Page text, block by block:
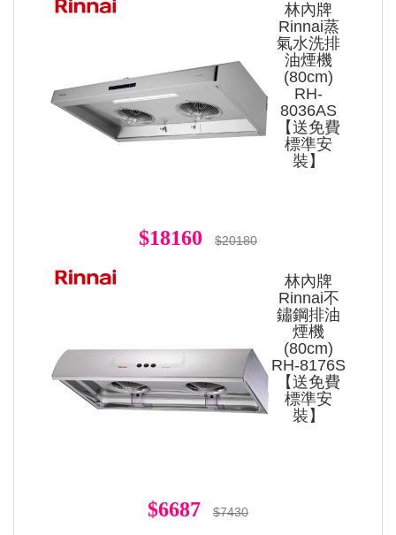
林內牌
Rinnai蒸
氣水洗排
油煙機
(80cm)
RH-
8036AS
【送免費
標準安
裝】
$18160 $20180
林內牌
Rinnai不
鏽鋼排油
煙機
(80cm)
RH-8176S
【送免費
標準安
裝】
$6687 $7430